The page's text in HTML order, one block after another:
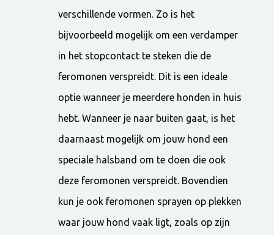
verschillende vormen. Zo is het
bijvoorbeeld mogelijk om een verdamper
in het stopcontact te steken die de
feromonen verspreidt. Dit is een ideale
optie wanneer je meerdere honden in huis
hebt. Wanneer je naar buiten gaat, is het
daarnaast mogelijk om jouw hond een
speciale halsband om te doen die ook
deze feromonen verspreidt. Bovendien
kun je ook feromonen sprayen op plekken
waar jouw hond vaak ligt, zoals op zijn